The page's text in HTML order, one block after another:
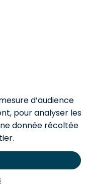
vous en
d’audience
pour analyser les
donnée récoltée